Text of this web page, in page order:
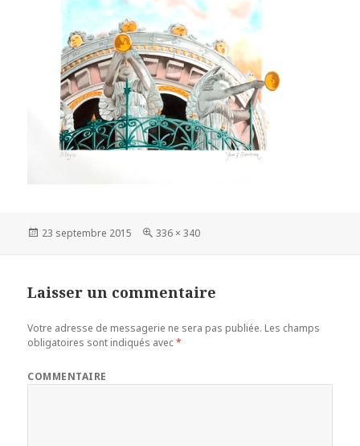
Publié
23 septembre 2015
Taille
336 × 340
Laisser un commentaire
Votre adresse de messagerie ne sera pas publiée. Les champs
obligatoires sont indiqués avec*
COMMENTAIRE